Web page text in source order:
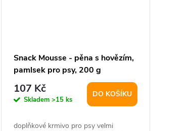
Snack Mousse - pěna s hovězím,
pamlsek pro psy, 200 g
107 Kč
Skladem >15 ks
DO KOŠÍKU
doplňkové krmivo pro psy velmi